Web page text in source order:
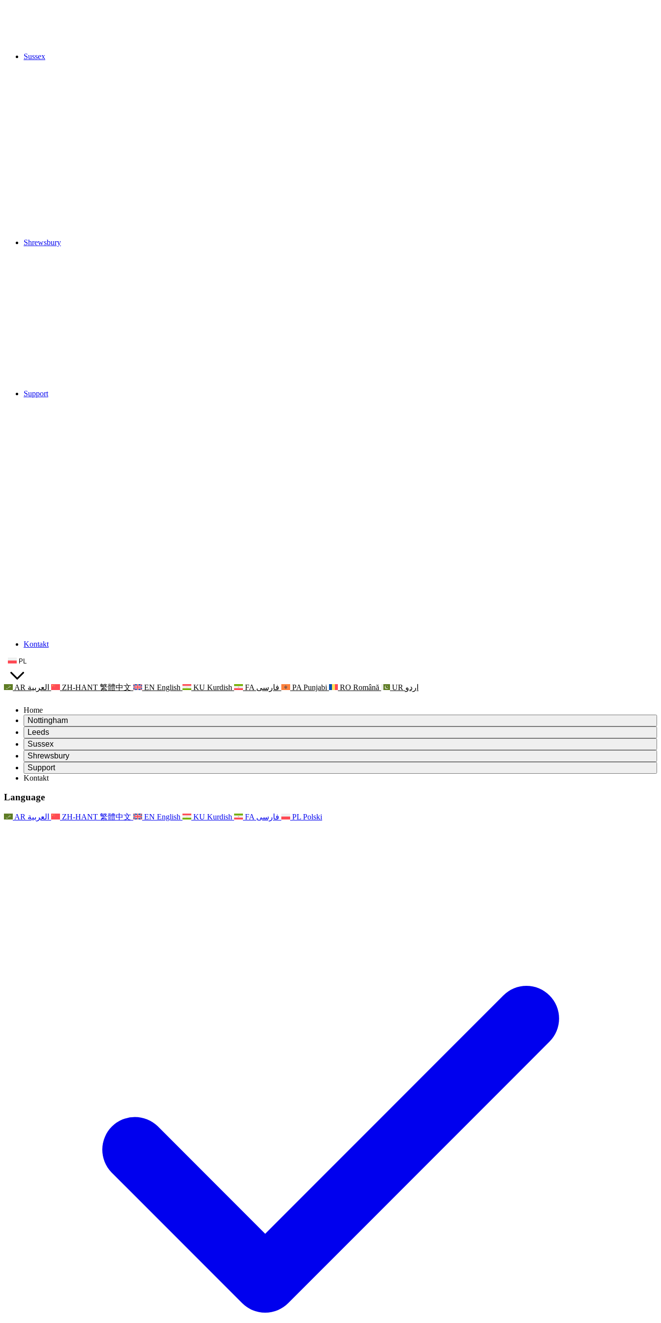
Sussex
Shrewsbury
Support
Kontakt
PL
AR العربية ZH-HANT 繁體中文 EN English KU Kurdish FA فارسی PA Punjabi RO Română UR اردو
Home
Nottingham
Review
Przewodniczący Przeglądu
Niezależny zespół recenzentów
Zakres uprawnień
Raport końcowy z niezależnego przeglądu
Często zadawane pytania
Proces przekazywania informacji zwrotnych przez rodzinę
Biuletyny informacyjne
Leeds
Review
Przewodniczący Przeglądu
Niezależny zespół recenzentów
Zakres wymagań i obowiązków
Kontakt
Wsparcie psychologiczne dla rodzin
Aktualizacje dla rodzin
Zdarzenia
For Staff
Sussex
Review
Przewodniczący Przeglądu
Niezależny zespół recenzentów
Zakres uprawnień
For Families
Aktualizacje dla rodzin
Shrewsbury
Review
Zakres zadań w zakresie oceny macierzyństwa
Raport końcowy z niezależnego przeglądu
Pierwszy raport z niezależnego przeglądu
For Families
Support
Leeds
Nottingham
Rodzinna Służba Wsparcia Psychologicznego
Wsparcie w sytuacjach kryzysowych związanych ze zdrowiem psychicznym
Usługi regionalne Nottingham
Kontakt
Language
AR العربية ZH-HANT 繁體中文 EN English KU Kurdish FA فارسی PL Polski